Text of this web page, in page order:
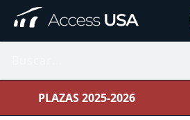
PLAZAS 2025-2026